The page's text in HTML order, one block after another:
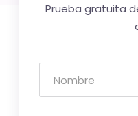
Prueba gratuita